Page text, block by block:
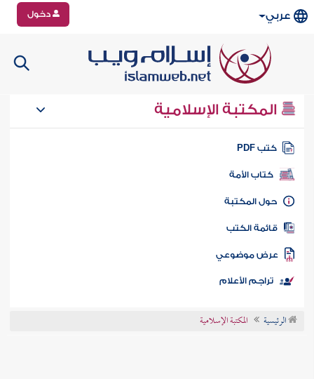
عربي دخول
المكتبة الإسلامية
كتب PDF
كتاب الأمة
المكتبة
الكتب
موضوعي
تراجم الأعلام
الرئيسية المكتبة الإسلامية